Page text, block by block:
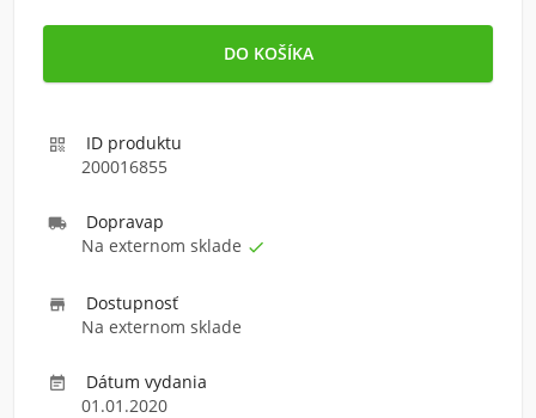

ID produktu
200016855
 Dopravap
Na externom sklade 

Dostupnosť
Na externom sklade

Dátum vydania
01.01.2020